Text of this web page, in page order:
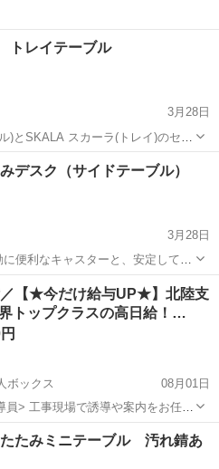
トレイテーブル
3月28日
)とSKALA スカーラ(トレイ)のセッ
に合わなかったのでお譲りしま
が、あくまでも中古品ですので、
グラドム
デスク（サイドテーブル）
3月28日
便利なキャスターと、安定して設
使用できます。 用途: 在宅ワーク
ン等の作業台、ダイニングの補助テ
ブル デスク
【★今だけ給与UP★】北陸支
トップクラスの高日給！…
ボックス
08月01日
員> 工事現場で誘導や案内をお任せ
入車両や周囲を利用する歩行者の
歩行者と車両の安全を守ります!
たみミニテーブル 汚れ錆あ